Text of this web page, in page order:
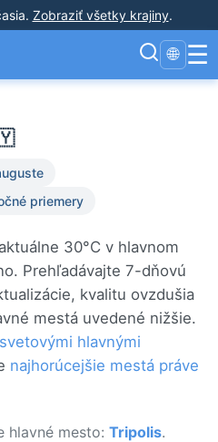
. Zobraziť všetky krajiny.
🌐 ☰
priemery
30°C v hlavnom
Prehľadávajte 7-dňovú
kvalitu ovzdušia
mestá uvedené nižšie.
hlavnými
najhorúcejšie mestá práve
hlavné mesto: Tripolis.